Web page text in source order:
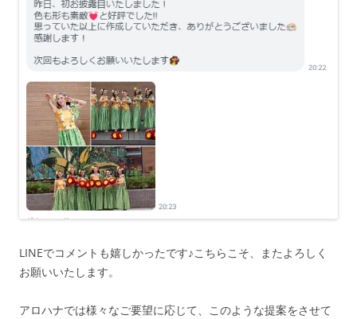
LINEでコメントも嬉しかったです♪こちらこそ、またよろしく
お願いいたします。
アロハナでは様々なご要望に応じて、このような提案をさせて